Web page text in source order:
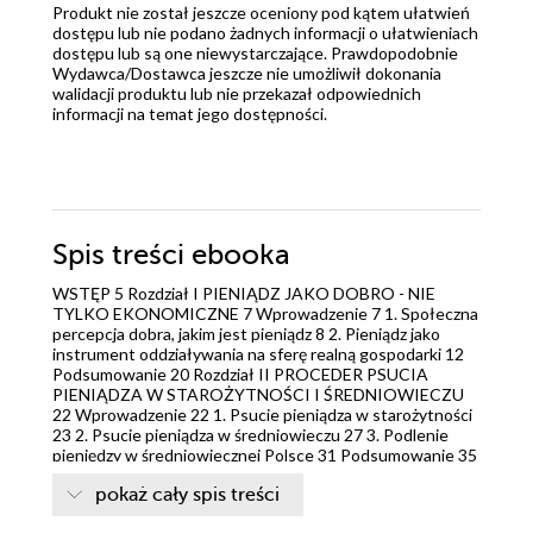
Produkt nie został jeszcze oceniony pod kątem ułatwień
dostępu lub nie podano żadnych informacji o ułatwieniach
dostępu lub są one niewystarczające. Prawdopodobnie
Wydawca/Dostawca jeszcze nie umożliwił dokonania
walidacji produktu lub nie przekazał odpowiednich
informacji na temat jego dostępności.
Spis treści ebooka
WSTĘP 5 Rozdział I PIENIĄDZ JAKO DOBRO - NIE
TYLKO EKONOMICZNE 7 Wprowadzenie 7 1. Społeczna
percepcja dobra, jakim jest pieniądz 8 2. Pieniądz jako
instrument oddziaływania na sferę realną gospodarki 12
Podsumowanie 20 Rozdział II PROCEDER PSUCIA
PIENIĄDZA W STAROŻYTNOŚCI I ŚREDNIOWIECZU
22 Wprowadzenie 22 1. Psucie pieniądza w starożytności
23 2. Psucie pieniądza w średniowieczu 27 3. Podlenie
pieniędzy w średniowiecznej Polsce 31 Podsumowanie 35
PIENIĄDZA W PRUSACH I KORONIE 37 Wprowadzenie
pokaż cały spis treści